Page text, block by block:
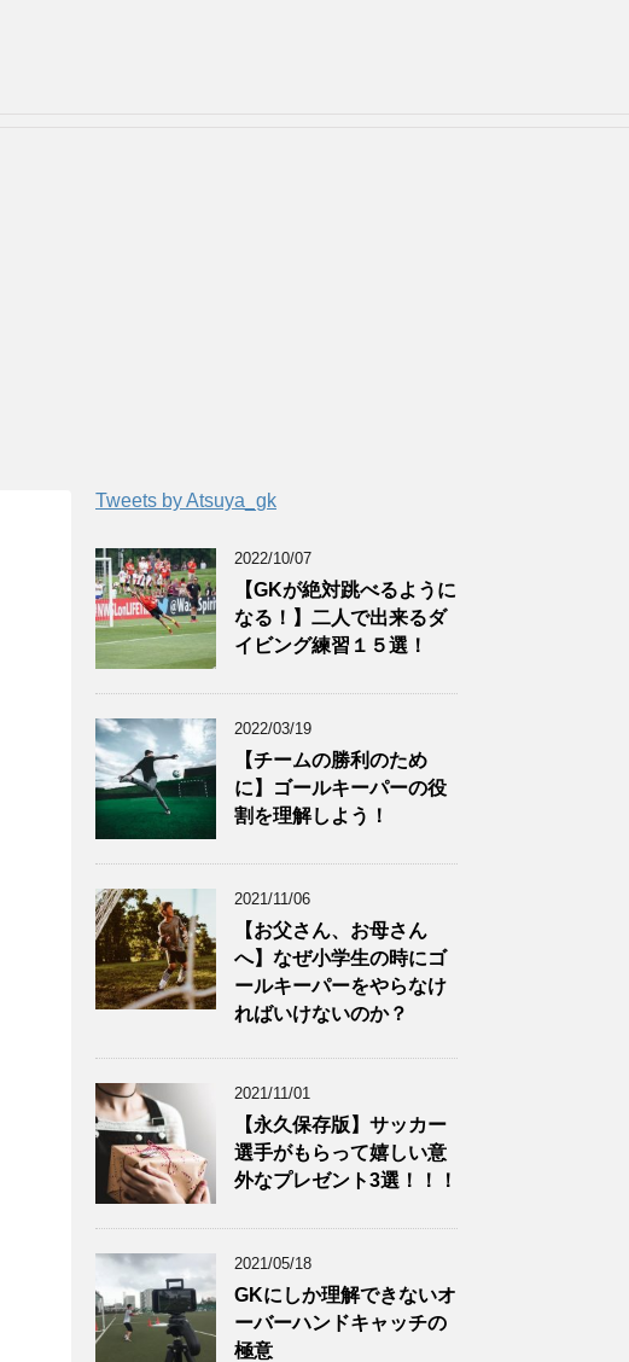
Tweets by Atsuya_gk
2022/10/07
【GKが絶対跳べるように
なる！】二人で出来るダ
イビング練習１５選！
2022/03/19
【チームの勝利のため
に】ゴールキーパーの役
割を理解しよう！
2021/11/06
【お父さん、お母さん
へ】なぜ小学生の時にゴ
ールキーパーをやらなけ
ればいけないのか？
2021/11/01
【永久保存版】サッカー
選手がもらって嬉しい意
外なプレゼント3選！！！
2021/05/18
GKにしか理解できないオ
ーバーハンドキャッチの
極意